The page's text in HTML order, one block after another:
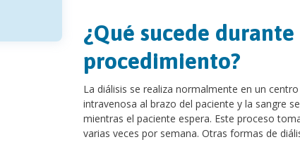
¿Qué sucede durante
procedimiento?
La diálisis se realiza normalmente en un
intravenosa al brazo del paciente y la sangre
mientras el paciente espera. Este proceso
varias veces por semana. Otras formas de